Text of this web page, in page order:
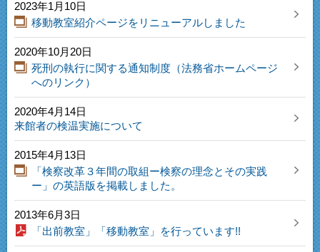
2023年1月10日
移動教室紹介ページをリニューアルしました
2020年10月20日
死刑の執行に関する通知制度（法務省ホームページ
へのリンク）
2020年4月14日
来館者の検温実施について
2015年4月13日
「検察改革３年間の取組ー検察の理念とその実践
ー」の英語版を掲載しました。
2013年6月3日
「出前教室」「移動教室」を行っています!!